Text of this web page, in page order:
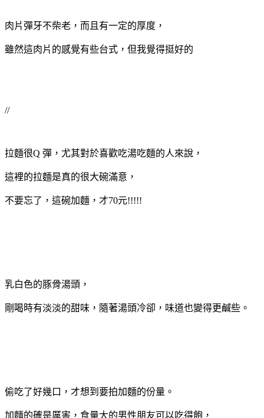
肉片彈牙不柴老，而且有一定的厚度，
雖然這肉片的感覺有些台式，但我覺得挺好的
//
拉麵很Q 彈，尤其對於喜歡吃湯吃麵的人來說，
這裡的拉麵是真的很大碗滿意，
不要忘了，這碗加麵，才70元!!!!!
乳白色的豚骨湯頭，
剛喝時有淡淡的甜味，隨著湯頭冷卻，味道也變得更鹹些。
偷吃了好幾口，才想到要拍加麵的份量。
加麵的確是厲害，食量大的男性朋友可以吃得飽，